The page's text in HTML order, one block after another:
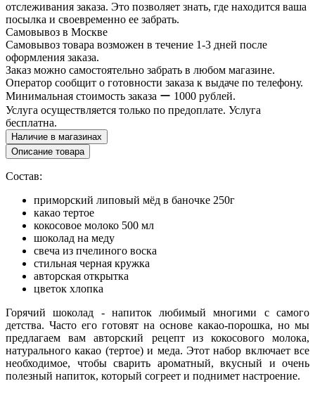
отслеживания заказа. Это позволяет знать, где находится ваша
посылка и своевременно ее забрать.
Самовывоз в Москве
Самовывоз товара возможен в течение 1-3 дней после
оформления заказа.
Заказ можно самостоятельно забрать в любом магазине.
Оператор сообщит о готовности заказа к выдаче по телефону.
Минимальная стоимость заказа ー 1000 рублей.
Услуга осуществляется только по предоплате. Услуга
бесплатна.
Наличие в магазинах
Описание товара
Состав:
приморский липовый мёд в баночке 250г
какао тертое
кокосовое молоко 500 мл
шоколад на меду
свеча из пчелиного воска
стильная черная кружка
авторская открытка
цветок хлопка
Горячий шоколад - напиток любимый многими с самого
детства. Часто его готовят на основе какао-порошка, но мы
предлагаем вам авторский рецепт из кокосового молока,
натурального какао (тертое) и меда. Этот набор включает все
необходимое, чтобы сварить ароматный, вкусный и очень
полезный напиток, который согреет и поднимет настроение.